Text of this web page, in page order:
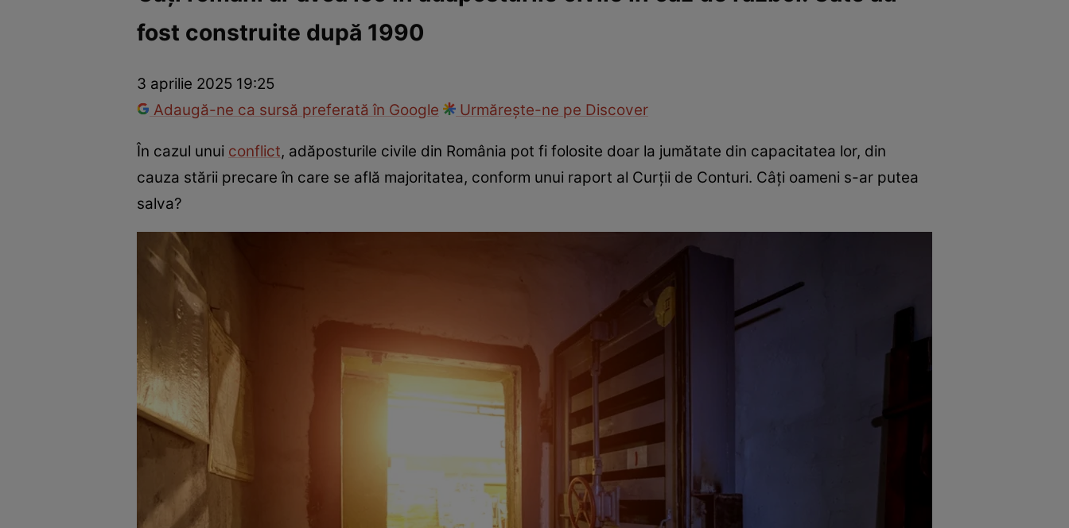
InternaționalFapt diversTehnologie NaționalSport
fost construite după 1990
3 aprilie 2025 19:25
Adaugă-ne ca sursă preferată în Google
Urmărește-ne pe Discover
În cazul unui conflict, adăposturile civile din România pot fi folosite doar la jumătate din capacitatea lor, din
cauza stării precare în care se află majoritatea, conform unui raport al Curţii de Conturi. Câți oameni s-ar putea
salva?